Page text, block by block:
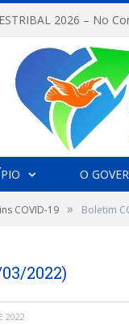
O
COVID-19 » Boletim
2022)
2022